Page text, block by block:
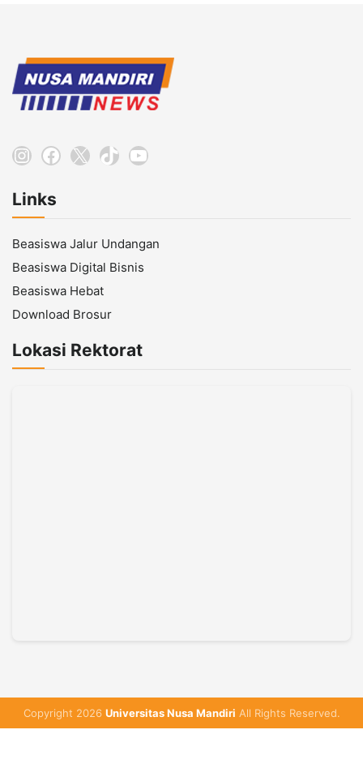
Instagram
Facebook
X TikTokYouTube
Links
Beasiswa Jalur Undangan
Beasiswa Digital Bisnis
Beasiswa Hebat
Download Brosur
Lokasi Rektorat
Copyright 2026 Universitas Nusa Mandiri All Rights Reserved.